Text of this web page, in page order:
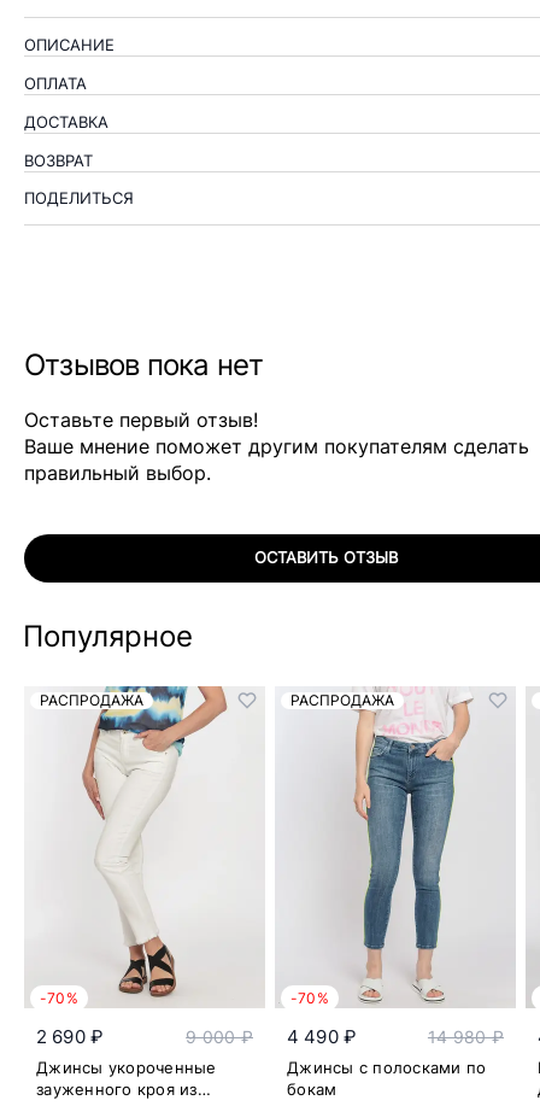
ОПИСАНИЕ
ОПЛАТА
ДОСТАВКА
ВОЗВРАТ
ПОДЕЛИТЬСЯ
Отзывов пока нет
Оставьте первый отзыв!
Ваше мнение поможет другим покупателям сделать
правильный выбор.
ОСТАВИТЬ ОТЗЫВ
Популярное
РАСПРОДАЖА
-70%
2 690 ₽ 9 000 ₽
Джинсы укороченные
зауженного кроя из
РАСПРОДАЖА
-70%
4 490 ₽ 14 980 ₽
Джинсы с полосками по
бокам